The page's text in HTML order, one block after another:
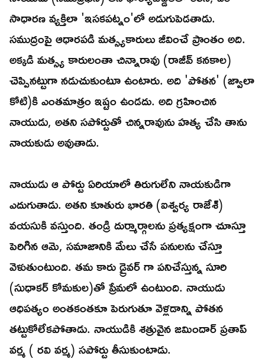
సాధారణ వ్యక్తిలా 'ఇసకపట్నం'లో అడుగుపెడతాడు.
సముద్రంపై ఆధారపడి మత్స్యకారులు జీవించే ప్రాంతం అది.
అక్కడి మత్స్య కారులంతా చిన్నారావు (రాజీవ్ కనకాల)
చెప్పినట్టుగా నడుచుకుంటూ ఉంటారు. అది 'పోతన' (జ్వాలా
కోటి)కి ఎంతమాత్రం ఇష్టం ఉండదు. అది గ్రహించిన
నాయుడు, అతని సపోర్టుతో చిన్నరావును హత్య చేసి తాను
నాయకుడు అవుతాడు.
నాయుడు ఆ పోర్టు ఏరియాలో తిరుగులేని నాయకుడిగా
ఎదుగుతాడు. అతని కూతురు భారతి (ఐశ్వర్య రాజేశ్)
వయసుకి వస్తుంది. తండ్రి దుర్మార్గాలను ప్రత్యక్షంగా చూస్తూ
పెరిగిన ఆమె, సమాజానికి మేలు చేసే పనులను చేస్తూ
వెళుతుంటుంది. తమ కారు డ్రైవర్ గా పనిచేస్తున్న సూరి
(సుధాకర్ కోమకుల)తో ప్రేమలో ఉంటుంది. నాయుడు
ఆధిపత్యం అంతకంతకూ పెరుగుతూ వెళ్లడాన్ని పోతన
తట్టుకోలేకపోతాడు. నాయుడికి శత్రువైన జమిందార్ ప్రతాప్
వర్మ ( రవి వర్మ) సపోర్టు తీసుకుంటాడు.